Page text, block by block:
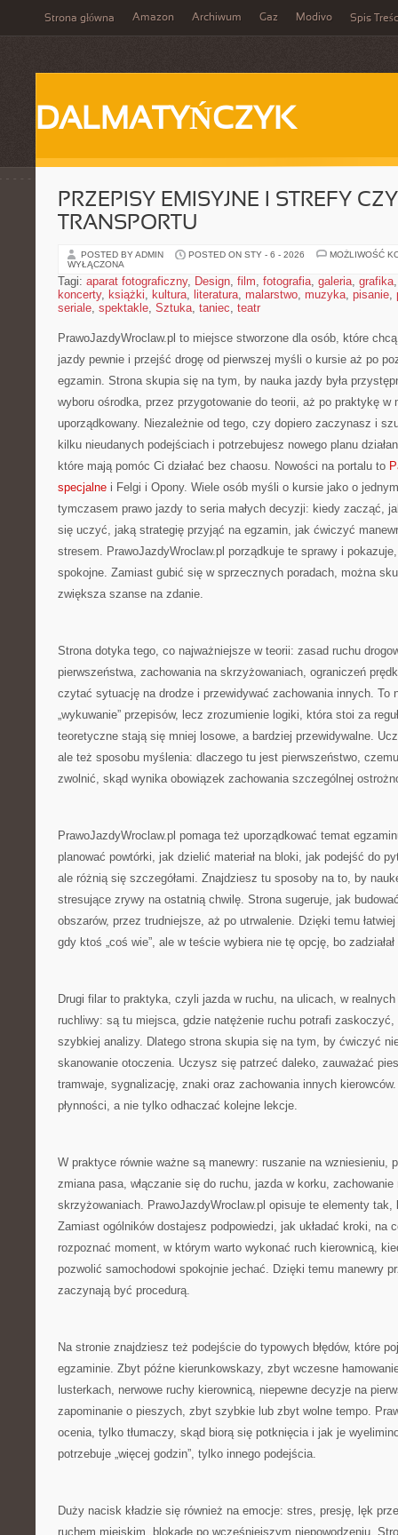
Strona główna Amazon Archiwum Gaz Modivo Spis
DALMATYŃCZYK
PRZEPISY EMISYJNE I STREFY
TRANSPORTU
POSTED BY ADMIN POSTED ON STY - 6 - 2026
MOŻLIWOŚĆ
WYŁĄCZONA
Tagi: aparat fotograficzny, Design, film, fotografia, galeria, grafika
koncerty, książki, kultura, literatura, malarstwo, muzyka, pisanie,
seriale, spektakle, Sztuka, taniec, teatr
PrawoJazdyWroclaw.pl to miejsce stworzone dla osób, które
jazdy pewnie i przejść drogę od pierwszej myśli o kursie aż po
egzamin. Strona skupia się na tym, by nauka jazdy była
wyboru ośrodka, przez przygotowanie do teorii, aż po praktykę
uporządkowany. Niezależnie od tego, czy dopiero zaczynasz i
kilku nieudanych podejściach i potrzebujesz nowego planu
które mają pomóc Ci działać bez chaosu. Nowości na portalu to
specjalne i Felgi i Opony. Wiele osób myśli o kursie jako o
tymczasem prawo jazdy to seria małych decyzji: kiedy zacząć,
się uczyć, jaką strategię przyjąć na egzamin, jak ćwiczyć
stresem. PrawoJazdyWroclaw.pl porządkuje te sprawy i
spokojne. Zamiast gubić się w sprzecznych poradach, można
zwiększa szanse na zdanie.
Strona dotyka tego, co najważniejsze w teorii: zasad ruchu
pierwszeństwa, zachowania na skrzyżowaniach, ograniczeń
czytać sytuację na drodze i przewidywać zachowania innych. To
„wykuwanie” przepisów, lecz zrozumienie logiki, która stoi za
teoretyczne stają się mniej losowe, a bardziej przewidywalne.
ale też sposobu myślenia: dlaczego tu jest pierwszeństwo,
zwolnić, skąd wynika obowiązek zachowania szczególnej
PrawoJazdyWroclaw.pl pomaga też uporządkować temat
planować powtórki, jak dzielić materiał na bloki, jak podejść do
ale różnią się szczegółami. Znajdziesz tu sposoby na to, by
stresujące zrywy na ostatnią chwilę. Strona sugeruje, jak
obszarów, przez trudniejsze, aż po utrwalenie. Dzięki temu
gdy ktoś „coś wie”, ale w teście wybiera nie tę opcję, bo
Drugi filar to praktyka, czyli jazda w ruchu, na ulicach, w realnych
ruchliwy: są tu miejsca, gdzie natężenie ruchu potrafi
szybkiej analizy. Dlatego strona skupia się na tym, by ćwiczyć
skanowanie otoczenia. Uczysz się patrzeć daleko, zauważać
tramwaje, sygnalizację, znaki oraz zachowania innych
płynności, a nie tylko odhaczać kolejne lekcje.
W praktyce równie ważne są manewry: ruszanie na wzniesieniu,
zmiana pasa, włączanie się do ruchu, jazda w korku, zachowanie
skrzyżowaniach. PrawoJazdyWroclaw.pl opisuje te elementy tak,
Zamiast ogólników dostajesz podpowiedzi, jak układać kroki, na
rozpoznać moment, w którym warto wykonać ruch kierownicą,
pozwolić samochodowi spokojnie jechać. Dzięki temu manewry
zaczynają być procedurą.
Na stronie znajdziesz też podejście do typowych błędów, które
egzaminie. Zbyt późne kierunkowskazy, zbyt wczesne
lusterkach, nerwowe ruchy kierownicą, niepewne decyzje na
zapominanie o pieszych, zbyt szybkie lub zbyt wolne tempo.
ocenia, tylko tłumaczy, skąd biorą się potknięcia i jak je
potrzebuje „więcej godzin”, tylko innego podejścia.
Duży nacisk kładzie się również na emocje: stres, presję, lęk
ruchem miejskim, blokadę po wcześniejszym niepowodzeniu.